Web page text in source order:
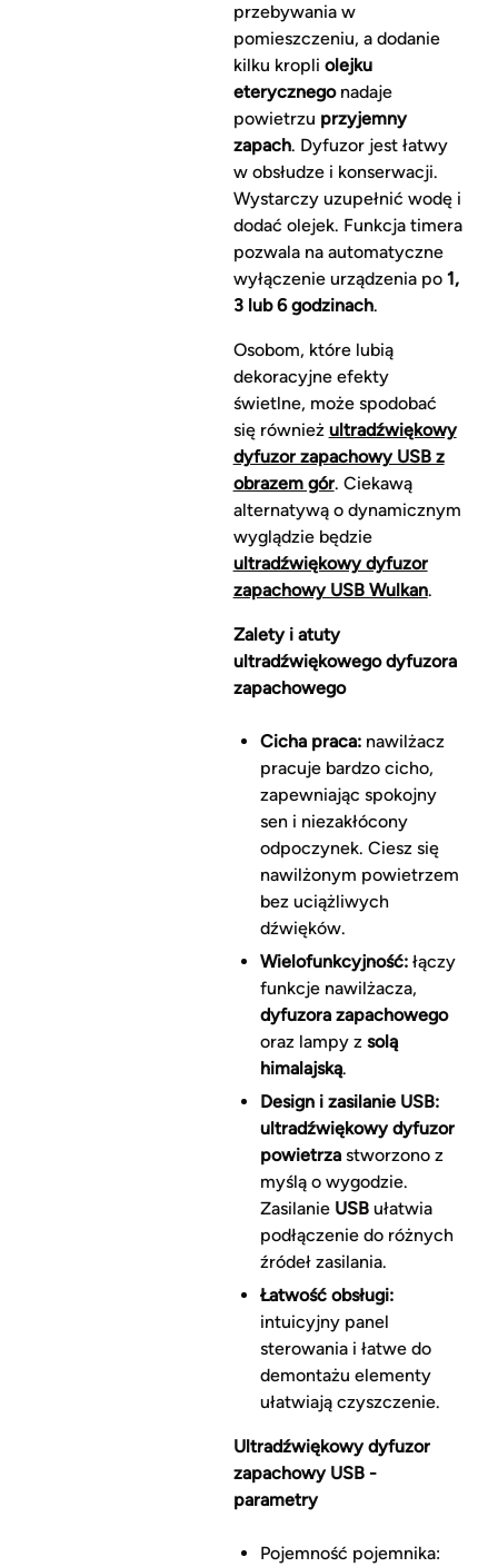
przebywania w
pomieszczeniu, a dodanie
kilku kropli olejku
eterycznegonadaje
powietrzu przyjemny
zapach. Dyfuzor jest łatwy
w obsłudze i konserwacji.
Wystarczy uzupełnić wodę i
dodać olejek. Funkcja timera
pozwala na automatyczne
wyłączenie urządzenia po 1,
3 lub 6 godzinach.
Osobom, które lubią
dekoracyjne efekty
świetlne, może spodobać
się również ultradźwiękowy
dyfuzor zapachowy USB z
obrazem gór. Ciekawą
alternatywą o dynamicznym
wyglądzie będzie
ultradźwiękowy dyfuzor
zapachowy USB Wulkan.
Zalety i atuty
ultradźwiękowego dyfuzora
zapachowego
Cicha praca:nawilżacz
pracuje bardzo cicho,
zapewniając spokojny
sen i niezakłócony
odpoczynek. Ciesz się
nawilżonym powietrzem
bez uciążliwych
dźwięków.
Wielofunkcyjność:łączy
funkcje nawilżacza,
dyfuzora zapachowego
oraz lampy z solą
himalajską.
Design i zasilanie USB:
ultradźwiękowy dyfuzor
powietrzastworzono z
myślą o wygodzie.
Zasilanie USBułatwia
podłączenie do różnych
źródeł zasilania.
Łatwość obsługi:
intuicyjny panel
sterowania i łatwe do
demontażu elementy
ułatwiają czyszczenie.
Ultradźwiękowy dyfuzor
zapachowy USB -
parametry
Pojemność pojemnika: